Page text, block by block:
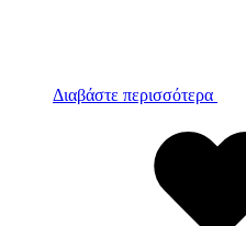
Διαβάστε περισσότερα